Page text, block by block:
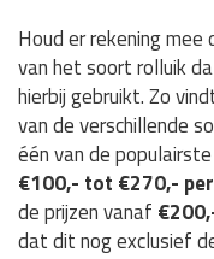
Houd er rekening
van het soort rolluik
hierbij gebruikt. Zo
van de verschillende
één van de
€100,- tot €270,- per
de prijzen vanaf
dat dit nog exclusief